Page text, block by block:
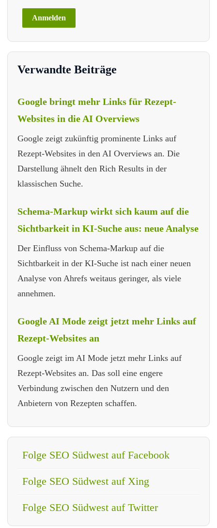
Verwandte Beiträge
Google bringt mehr Links für Rezept-
Websites in die AI Overviews
Google zeigt zukünftig prominente Links auf
Rezept-Websites in den AI Overviews an. Die
Darstellung ähnelt den Rich Results in der
klassischen Suche.
Schema-Markup wirkt sich kaum auf die
Sichtbarkeit in KI-Suche aus: neue Analyse
Der Einfluss von Schema-Markup auf die
Sichtbarkeit in der KI-Suche ist nach einer neuen
Analyse von Ahrefs weitaus geringer, als viele
annehmen.
Google AI Mode zeigt jetzt mehr Links auf
Rezept-Websites an
Google zeigt im AI Mode jetzt mehr Links auf
Rezept-Websites an. Das soll eine engere
Verbindung zwischen den Nutzern und den
Anbietern von Rezepten schaffen.
Folge SEO Südwest auf Facebook
Folge SEO Südwest auf Xing
Folge SEO Südwest auf Twitter